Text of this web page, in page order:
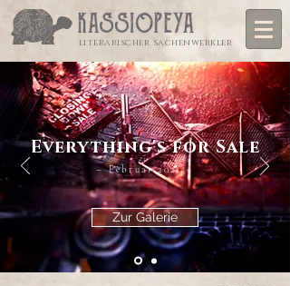
literarischer sachenwerkler
Everything's for Sale
– Februar 2021 –
Zur Galerie